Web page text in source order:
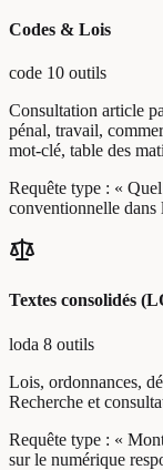
Codes & Lois
code 10 outils
Consultation article
pénal, travail,
mot-clé, table des
Requête type : «
conventionnelle dans
Textes consolidés
loda 8 outils
Lois, ordonnances,
Recherche et
Requête type : «
sur le numérique